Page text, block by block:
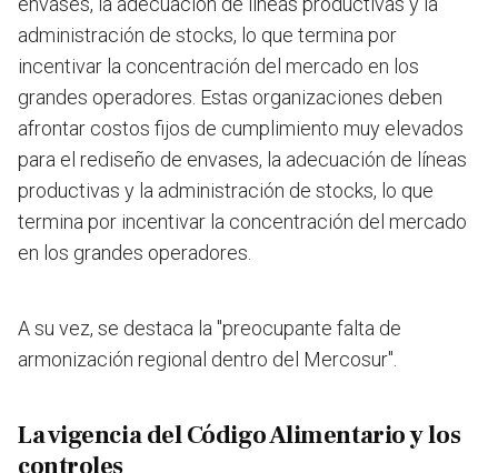
administración de stocks, lo que termina por
incentivar la concentración del mercado en los
grandes operadores. Estas organizaciones deben
afrontar costos fijos de cumplimiento muy elevados
para el rediseño de envases, la adecuación de líneas
productivas y la administración de stocks, lo que
termina por incentivar la concentración del mercado
en los grandes operadores.
A su vez, se destaca la "preocupante falta de
armonización regional dentro del Mercosur".
La vigencia del Código Alimentario y los
controles